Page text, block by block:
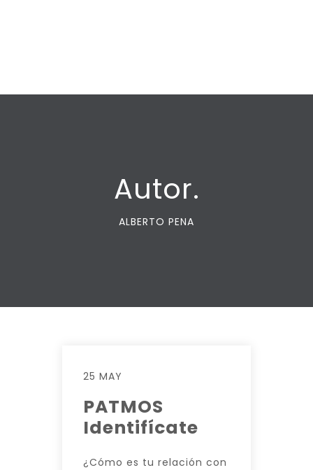
Autor.
ALBERTO PENA
25 MAY
PATMOS
Identifícate
¿Cómo es tu relación con